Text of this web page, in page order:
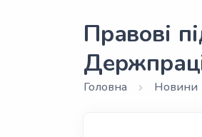
Правові
Головна Новини